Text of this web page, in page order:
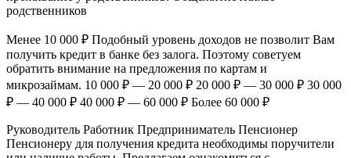
родственников
Менее 10 000 ₽ Подобный уровень доходов не позволит Вам
получить кредит в банке без залога. Поэтому советуем
обратить внимание на предложения по картам и
микрозаймам. 10 000 ₽ — 20 000 ₽ 20 000 ₽ — 30 000 ₽ 30 000
₽ — 40 000 ₽ 40 000 ₽ — 60 000 ₽ Более 60 000 ₽
Руководитель Работник Предприниматель Пенсионер
Пенсионеру для получения кредита необходимы поручители